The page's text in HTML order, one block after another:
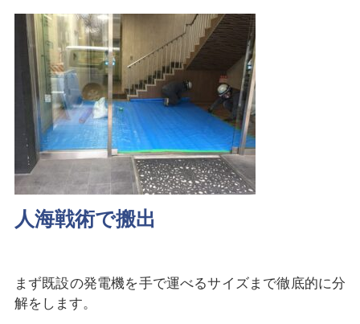
人海戦術で搬出
まず既設の発電機を手で運べるサイズまで徹底的に分
解をします。